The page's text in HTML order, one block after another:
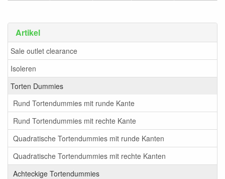
Artikel
Sale outlet clearance
Isoleren
Torten Dummies
Rund Tortendummies mit runde Kante
Rund Tortendummies mit rechte Kante
Quadratische Tortendummies mit runde Kanten
Quadratische Tortendummies mit rechte Kanten
Achteckige Tortendummies